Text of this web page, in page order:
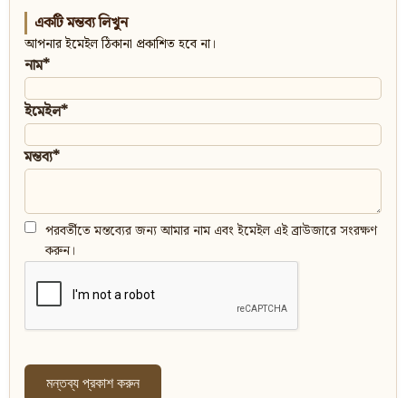
একটি মন্তব্য লিখুন
আপনার ইমেইল ঠিকানা প্রকাশিত হবে না।
নাম*
ইমেইল*
মন্তব্য*
পরবর্তীতে মন্তব্যের জন্য আমার নাম এবং ইমেইল এই ব্রাউজারে সংরক্ষণ
করুন।